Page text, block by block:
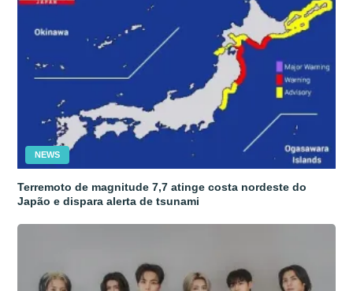
NEWS
Terremoto de magnitude 7,7 atinge costa nordeste do
Japão e dispara alerta de tsunami